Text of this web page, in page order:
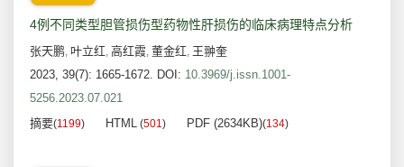
4例不同类型胆管损伤型药物性肝损伤的临床病理特点分析
张天鹏, 叶立红, 高红霞, 董金红, 王翀奎
2023, 39(7): 1665-1672. DOI: 10.3969/j.issn.1001-
5256.2023.07.021
摘要(1199) HTML (501) PDF (2634KB)(134)